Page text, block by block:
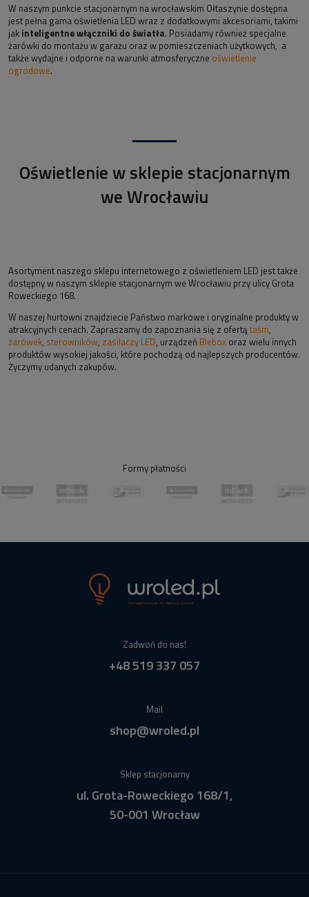
W naszym punkcie stacjonarnym na wrocławskim Ołtaszynie dostępna
jest pełna gama oświetlenia LED wraz z dodatkowymi akcesoriami, takimi
jak inteligentne włączniki do światła. Posiadamy również specjalne
żarówki do montażu w garażu oraz w pomieszczeniach użytkowych, a
także wydajne i odporne na warunki atmosferyczne oświetlenie
ogrodowe.
Oświetlenie w sklepie stacjonarnym
we Wrocławiu
Asortyment naszego sklepu internetowego z oświetleniem LED jest także
dostępny w naszym sklepie stacjonarnym we Wrocławiu przy ulicy Grota
Roweckiego 168.
W naszej hurtowni znajdziecie Państwo markowe i oryginalne produkty w
atrakcyjnych cenach. Zapraszamy do zapoznania się z ofertą taśm,
żarówek, sterowników, zasilaczy LED, urządzeń Blebox oraz wielu innych
produktów wysokiej jakości, które pochodzą od najlepszych producentów.
Życzymy udanych zakupów.
Formy płatności
Zadwoń do nas!
+48 519 337 057
Mail
shop@wroled.pl
Sklep stacjonarny
ul. Grota-Roweckiego 168/1,
50-001 Wrocław